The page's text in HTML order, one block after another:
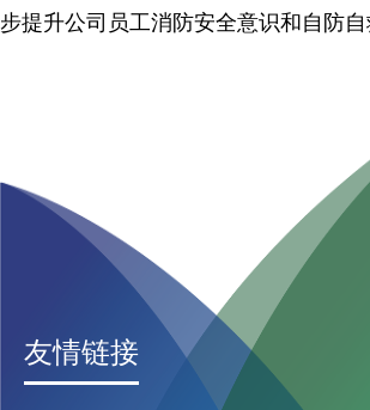
步提升公司员工消防安全意识和自防
友情链接